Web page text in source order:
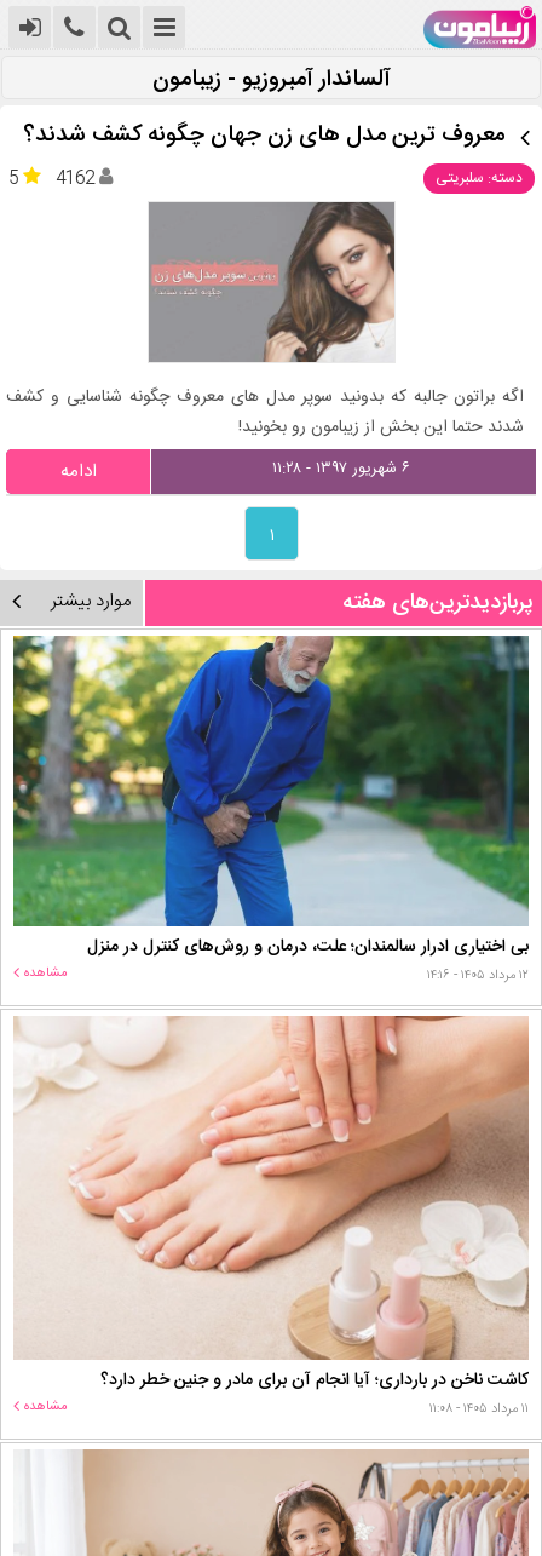
آلساندار آمبروزیو - زیبامون
معروف ترین مدل های زن جهان چگونه کشف شدند؟
دسته: سلبریتی 5 4162
اگه براتون جالبه که بدونید سوپر مدل های معروف چگونه شناسایی و کشف
شدند حتما این بخش از زیبامون رو بخونید!
۶ شهریور ۱۳۹۷ - ۱۱:۲۸ ادامه
۱
پربازدیدترین‌های هفته موارد بیشتر
بی اختیاری ادرار سالمندان؛ علت، درمان و روش‌های کنترل در منزل
۱۲ مرداد ۱۴۰۵ - ۱۴:۱۶ مشاهده
کاشت ناخن در بارداری؛ آیا انجام آن برای مادر و جنین خطر دارد؟
۱۱ مرداد ۱۴۰۵ - ۱۱:۰۸ مشاهده